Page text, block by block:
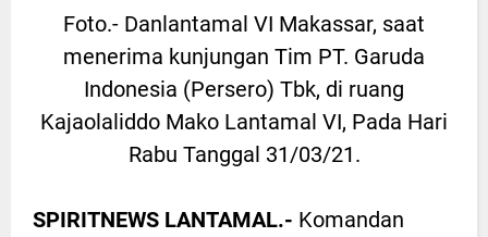
Foto.- Danlantamal VI Makassar, saat
menerima kunjungan Tim PT. Garuda
Indonesia (Persero) Tbk, di ruang
Kajaolaliddo Mako Lantamal VI, Pada Hari
Rabu Tanggal 31/03/21.
SPIRITNEWS LANTAMAL.- Komandan